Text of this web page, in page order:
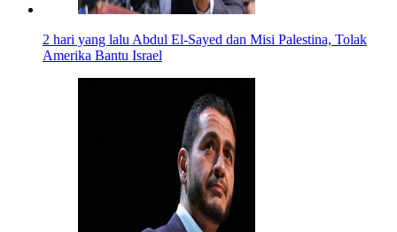
2 hari yang laluAbdul El-Sayed dan Misi Palestina, Tolak
Amerika Bantu Israel